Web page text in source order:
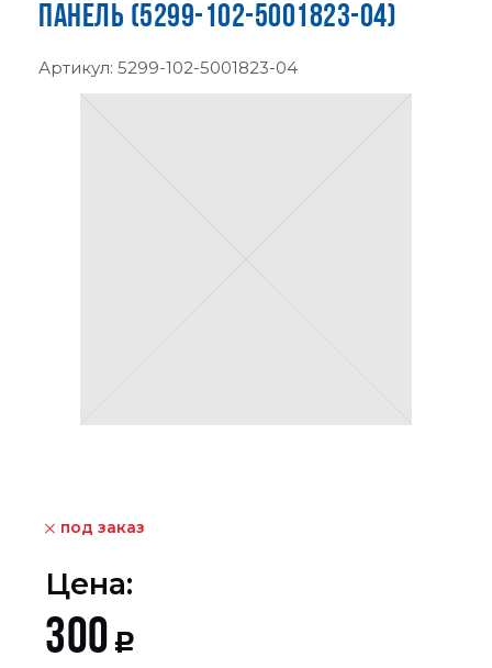
ПАНЕЛЬ (5299-102-5001823-04)
Артикул: 5299-102-5001823-04
под заказ
Цена:
300 Р